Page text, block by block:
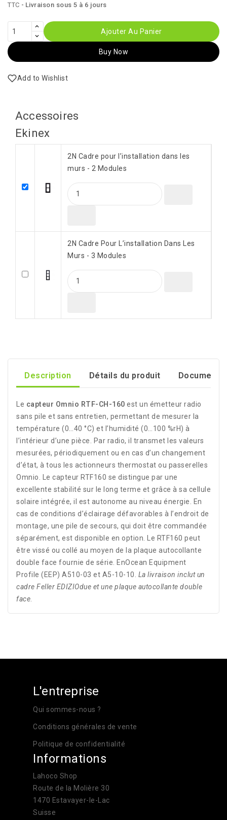
TTC Livraison sous 5 à 6 jours
Ajouter Au Panier
Buy Now
Add to Wishlist
Accessoires
Ekinex
2N Cadre pour l’installation dans les
murs - 2 Modules
2N Cadre Pour L’installation Dans Les
Murs - 3 Modules
Description Détails du produit
Le capteur Omnio RTF-CH-160 est un émetteur radio
sans pile et sans entretien, permettant de mesurer la
température (0…40 °C) et l’humidité (0…100 %rH) à
l’intérieur d’une pièce. Par radio, il transmet les valeurs
mesurées, périodiquement ou en cas d’un changement
d’état, à tous les actionneurs thermostat ou passerelles
Omnio. Le capteur RTF160 se distingue par une
excellente stabilité sur le long terme et grâce à sa cellule
solaire intégrée, il est autonome au niveau énergie. En
cas de conditions d’éclairage défavorables à l’endroit de
montage, une pile de secours, qui doit être commandée
séparément, est disponible en option. Le RTF160 peut
être vissé ou collé au moyen de la plaque autocollante
double face fournie de série. EnOcean Equipment
Profile (EEP) A510-03 et A5-10-10. La livraison inclut un
cadre Feller EDIZIOdue et une plaque autocollante double
face
L'entreprise
Qui sommes-nous ?
Conditions générales de vente
Politique de confidentialité
Informations
Lahoco Shop
Route de la Molière 30
1470 Estavayer-le-Lac
Suisse